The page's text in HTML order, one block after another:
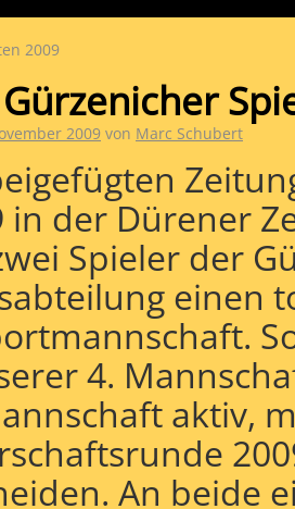
2009
2009 von Marc Schubert
in der Dürener
Spieler der
einen
4.
aktiv,
An beide